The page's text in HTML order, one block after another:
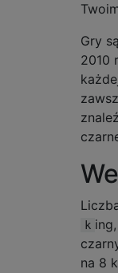
Gry
2010
k ing,
na 8